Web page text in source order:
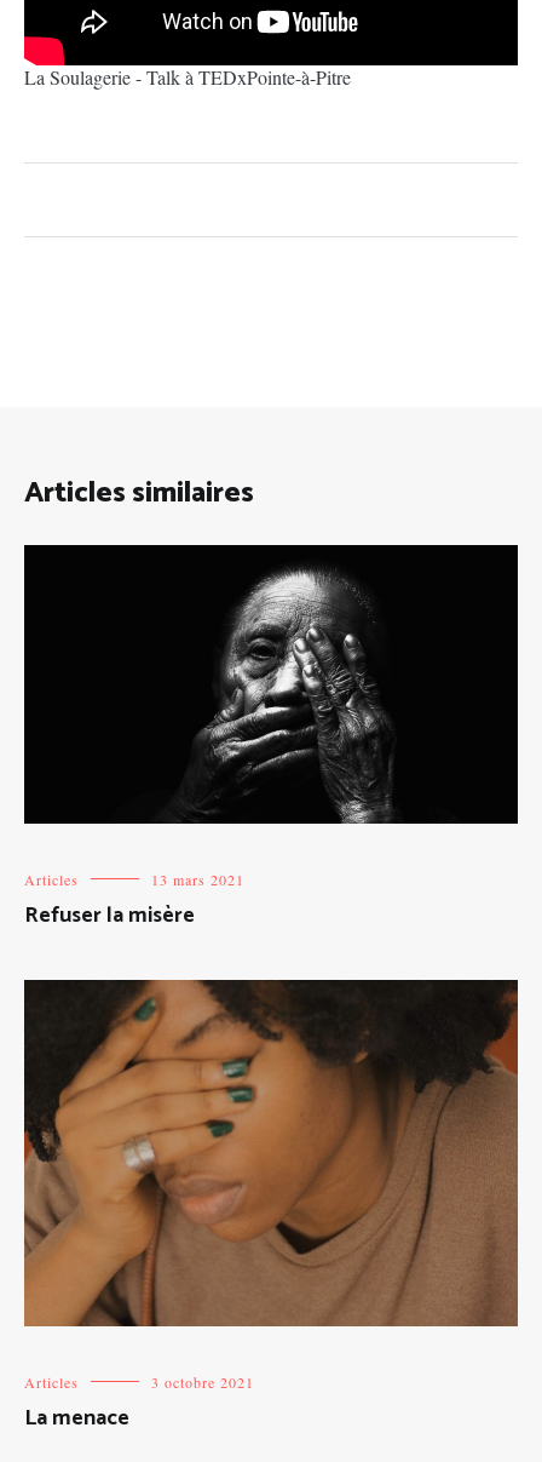
La Soulagerie - Talk à TEDxPointe-à-Pitre
Articles similaires
Articles 13 mars 2021
Refuser la misère
Articles 3 octobre 2021
La menace